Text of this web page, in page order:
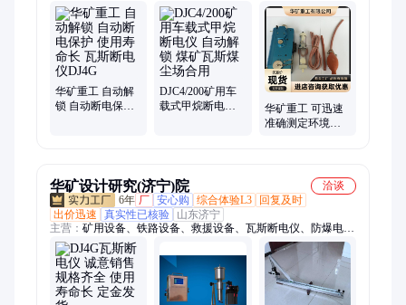
器、路面机械、工程机械
华矿重工 自动解
锁 自动断电保护
DJC4/200矿用车
载式甲烷断电仪
华矿重工 可迅速
准确测定环境气
华矿设计研究(济宁)院
洽谈
6年 厂 安心购 综合体验L3
回复及时
出价迅速
真实性已核验
山东济宁
主营： 矿用设备、铁路设备、救援设备、瓦斯断电仪、防爆电
器、仪器仪表、路面机械、工程机械